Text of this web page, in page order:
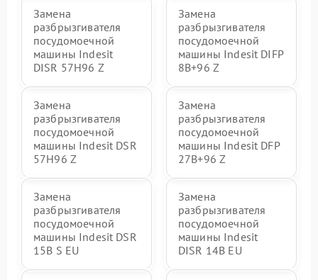
Замена
разбрызгивателя
посудомоечной
машины Indesit
DISR 57H96 Z
Замена
разбрызгивателя
посудомоечной
машины Indesit DIFP
8B+96 Z
Замена
разбрызгивателя
посудомоечной
машины Indesit DSR
57H96 Z
Замена
разбрызгивателя
посудомоечной
машины Indesit DFP
27B+96 Z
Замена
разбрызгивателя
посудомоечной
машины Indesit DSR
15B S EU
Замена
разбрызгивателя
посудомоечной
машины Indesit
DISR 14B EU